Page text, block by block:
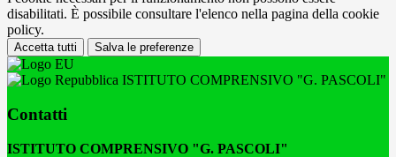
disabilitati. È possibile consultare l'elenco nella pagina della cookie
policy.
Accetta tutti Salva le preferenze
ISTITUTO COMPRENSIVO "G. PASCOLI"
Contatti
ISTITUTO COMPRENSIVO "G. PASCOLI"